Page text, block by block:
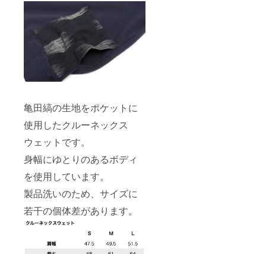
亀田縞の生地をポケットに
使用したクルーネックス
ウェットです。
身幅にゆとりのあるボディ
を使用しています。
製品洗いのため、サイズに
若干の個体差があります。